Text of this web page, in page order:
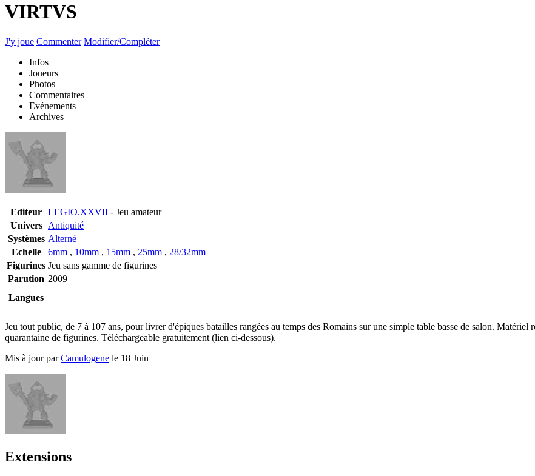
VIRTVS
J'y joue Commenter Modifier/Compléter
Infos
Joueurs
Photos
Commentaires
Evénements
Archives
Editeur LEGIO.XXVII - Jeu amateur
Univers
Antiquité
Systèmes Alterné
Echelle
6mm , 10mm , 15mm , 25mm , 28/32mm
Figurines Jeu sans gamme de figurines
Parution 2009
Langues
Jeu tout public, de 7 à 107 ans, pour livrer d'épiques batailles rangées au temps des Romains sur une simple table basse de salon.
quarantaine de figurines. Téléchargeable gratuitement (lien ci-dessous).
Mis à jour parCamulogene le 18 Juin
Extensions